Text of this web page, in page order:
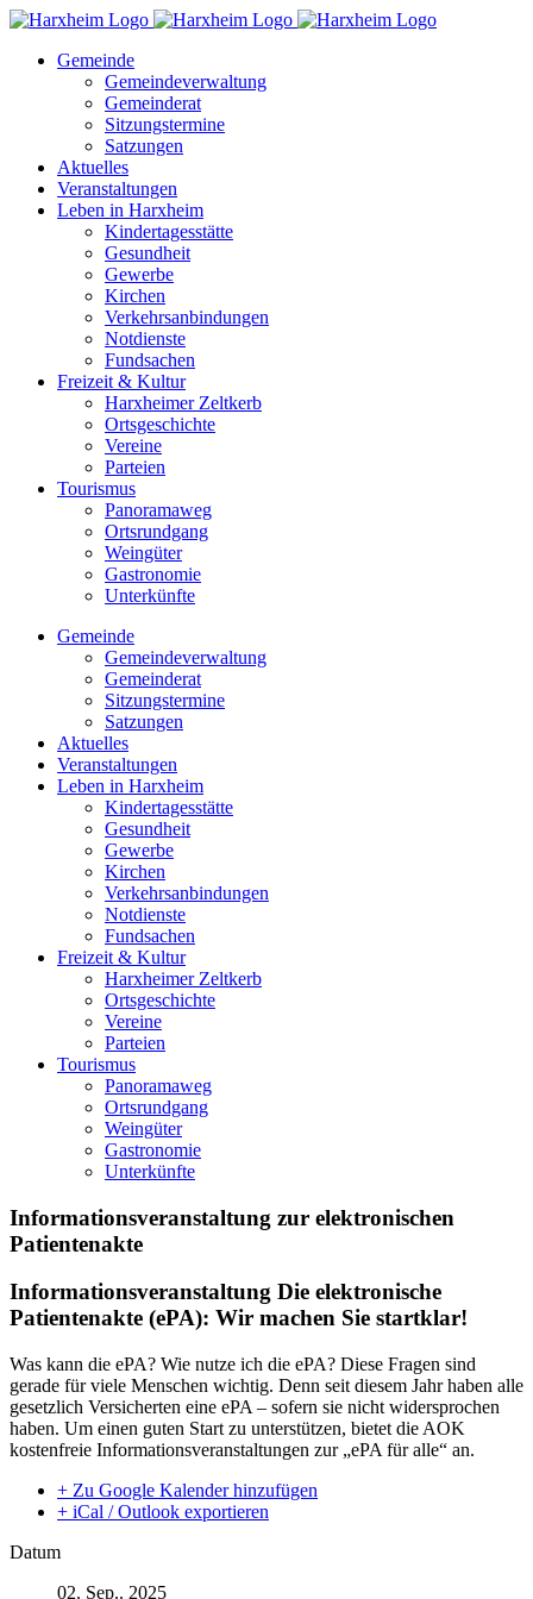
Zum
springenGemeinde
Gemeindeverwaltung
Gemeinderat
Sitzungstermine
Satzungen
Aktuelles
Veranstaltungen
Leben in Harxheim
Kindertagesstätte
Gesundheit
Gewerbe
Kirchen
Verkehrsanbindungen
Notdienste
Fundsachen
Freizeit & Kultur
Harxheimer Zeltkerb
Ortsgeschichte
Vereine
Parteien
Tourismus
Panoramaweg
Ortsrundgang
Weingüter
Gastronomie
Unterkünfte
Gemeinde
Gemeindeverwaltung
Gemeinderat
Sitzungstermine
Satzungen
Aktuelles
Veranstaltungen
Leben in Harxheim
Kindertagesstätte
Gesundheit
Gewerbe
Kirchen
Verkehrsanbindungen
Notdienste
Fundsachen
Freizeit & Kultur
Harxheimer Zeltkerb
Ortsgeschichte
Vereine
Parteien
Tourismus
Panoramaweg
Ortsrundgang
Weingüter
Gastronomie
Unterkünfte
Informationsveranstaltung zur elektronischen
Patientenakte
Informationsveranstaltung Die elektronische
Patientenakte (ePA): Wir machen Sie startklar!
Was kann die ePA? Wie nutze ich die ePA? Diese Fragen sind
gerade für viele Menschen wichtig. Denn seit diesem Jahr haben alle
gesetzlich Versicherten eine ePA – sofern sie nicht widersprochen
haben. Um einen guten Start zu unterstützen, bietet die AOK
kostenfreie Informationsveranstaltungen zur „ePA für alle“ an.
+ Zu Google Kalender hinzufügen
+ iCal / Outlook exportieren
Datum
02. Sep.. 2025